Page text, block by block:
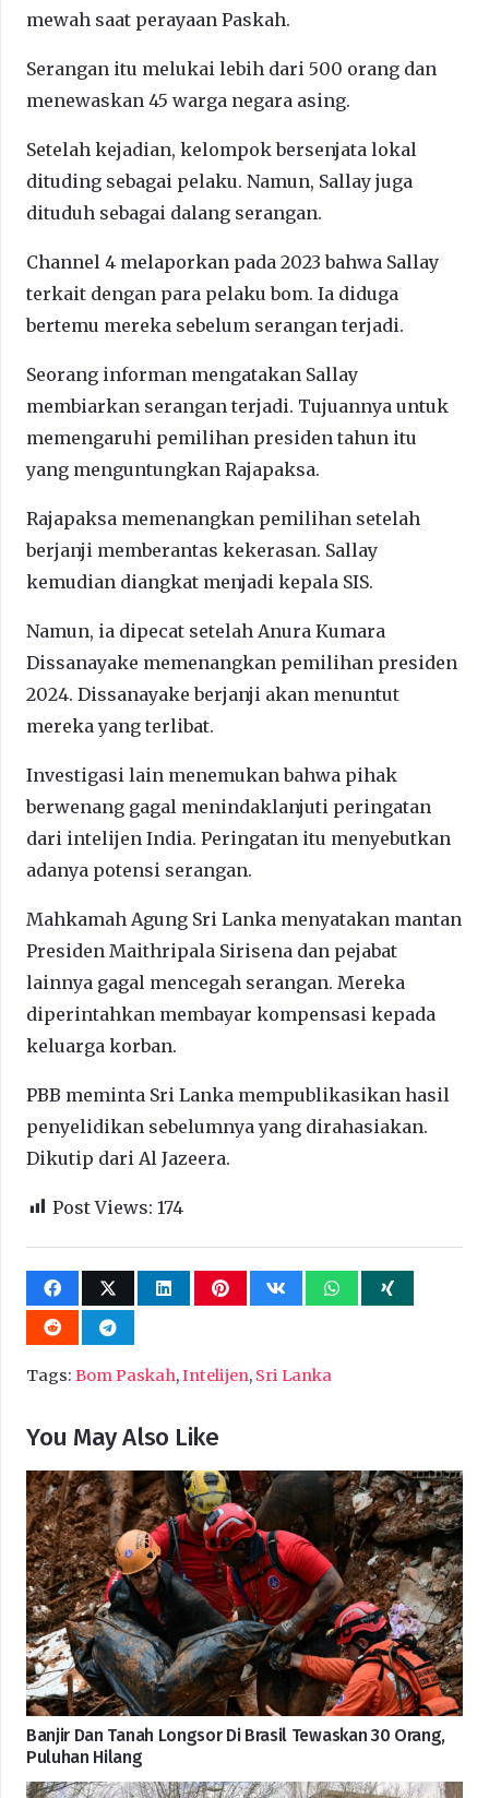
mewah saat perayaan Paskah.
Serangan itu melukai lebih dari 500 orang dan
menewaskan 45 warga negara asing.
Setelah kejadian, kelompok bersenjata lokal
dituding sebagai pelaku. Namun, Sallay juga
dituduh sebagai dalang serangan.
Channel 4 melaporkan pada 2023 bahwa Sallay
terkait dengan para pelaku bom. Ia diduga
bertemu mereka sebelum serangan terjadi.
Seorang informan mengatakan Sallay
membiarkan serangan terjadi. Tujuannya untuk
memengaruhi pemilihan presiden tahun itu
yang menguntungkan Rajapaksa.
Rajapaksa memenangkan pemilihan setelah
berjanji memberantas kekerasan. Sallay
kemudian diangkat menjadi kepala SIS.
Namun, ia dipecat setelah Anura Kumara
Dissanayake memenangkan pemilihan presiden
2024. Dissanayake berjanji akan menuntut
mereka yang terlibat.
Investigasi lain menemukan bahwa pihak
berwenang gagal menindaklanjuti peringatan
dari intelijen India. Peringatan itu menyebutkan
adanya potensi serangan.
Mahkamah Agung Sri Lanka menyatakan mantan
Presiden Maithripala Sirisena dan pejabat
lainnya gagal mencegah serangan. Mereka
diperintahkan membayar kompensasi kepada
keluarga korban.
PBB meminta Sri Lanka mempublikasikan hasil
penyelidikan sebelumnya yang dirahasiakan.
Dikutip dari Al Jazeera.
Post Views: 174
Tags: Bom Paskah,Intelijen, Sri Lanka
You May Also Like
Banjir Dan Tanah Longsor Di Brasil Tewaskan 30 Orang,
Puluhan Hilang